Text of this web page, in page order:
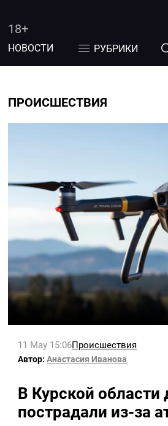
18+
НОВОСТИ РУБРИКИ
ПРОИСШЕСТВИЯ
11 May 15:06Происшествия
Автор: Анастасия Иванова
В Курской области
пострадали из-за